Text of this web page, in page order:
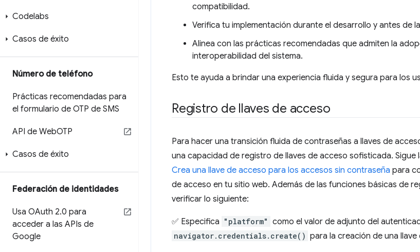
Codelabs
Casos de éxito
Número de teléfono
Prácticas recomendadas para
el formulario de OTP de SMS
API de WebOTP
Casos de éxito
Federación de identidades
Usa OAuth 2.0 para
acceder a las APIs de
Google
compatibilidad.
Verifica tu implementación durante el desarrollo y antes de
Alinea con las prácticas recomendadas que admiten la
interoperabilidad del sistema.
Esto te ayuda a brindar una experiencia fluida y segura para los
Registro de llaves de acceso
Para hacer una transición fluida de contraseñas a llaves de
una capacidad de registro de llaves de acceso sofisticada. Sigue
Crea una llave de acceso para los accesos sin contraseña para
de acceso en tu sitio web. Además de las funciones básicas de
verificar lo siguiente:
✅ Especifica "platform" como el valor de adjunto del
navigator.credentials.create() para la creación de una